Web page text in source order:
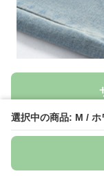
選択中の商品: M / ホ